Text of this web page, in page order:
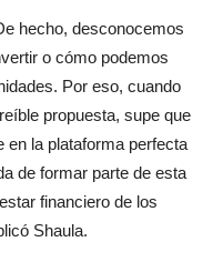
hecho, desconocemos
o cómo podemos
Por eso, cuando
propuesta, supe que
en la plataforma perfecta
de formar parte de esta
financiero de los
Shaula.